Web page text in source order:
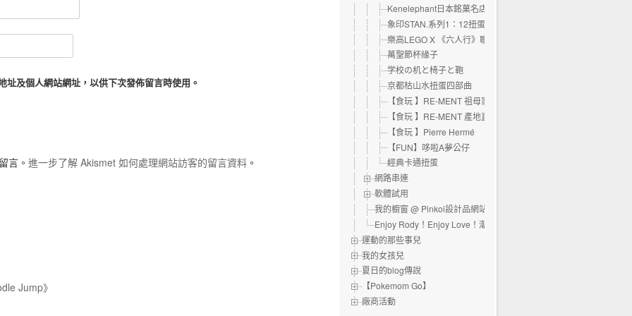
址及個人網站網址，以供下次發佈留言時使用。
言。 進一步了解 Akismet 如何處理網站訪客的留言資料 。
Jump》
Kenelephant日本銘菓名店大集合（玩具）
象印STAN.系列1：12扭蛋
樂高LEGO X 《六人行》聯名款
萬聖節杯緣子
学校の机と椅子と鞄
京都枯山水扭蛋四部曲
【食玩 】RE-MENT 祖母家的美食
【食玩 】RE-MENT 產地直送篇
【食玩 】Pierre Hermé
【FUN】哆啦A夢公仔
經典卡通扭蛋
網路串連
軟體試用
我的櫥窗 @ Pinkoi設計品網站
Enjoy Rody！Enjoy Love！潮流跨界特展
運動的那些事兒
我的女孩兒
夏日的blog傳說
【Pokemom Go】
廠商活動